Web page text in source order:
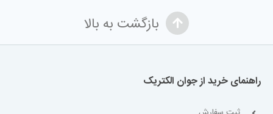
بازگشت به بالا
راهنمای خرید از جوان الکتریک